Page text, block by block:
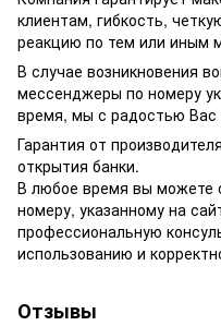
клиентам, гибкость,
реакцию по тем или иным
В случае возникновения
мессенджеры по номеру
время, мы с радостью Вас
Гарантия от
открытия банки.
В любое время вы можете
номеру, указанному на
профессиональную
использованию и
Отзывы